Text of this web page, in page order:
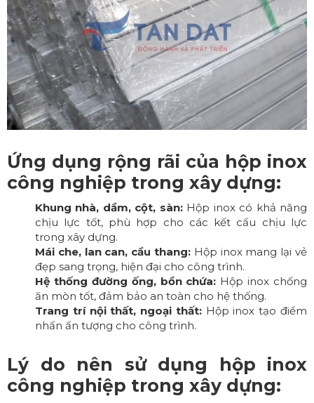
Ứng dụng rộng rãi của hộp inox
công nghiệp trong xây dựng:
Khung nhà, dầm, cột, sàn:Hộp inox có khả năng
chịu lực tốt, phù hợp cho các kết cấu chịu lực
trong xây dựng.
Mái che, lan can, cầu thang: Hộp inox mang lại vẻ
đẹp sang trọng, hiện đại cho công trình.
Hệ thống đường ống, bồn chứa: Hộp inox chống
ăn mòn tốt, đảm bảo an toàn cho hệ thống.
Trang trí nội thất, ngoại thất:Hộp inox tạo điểm
nhấn ấn tượng cho công trình.
Lý do nên sử dụng hộp inox
công nghiệp trong xây dựng: